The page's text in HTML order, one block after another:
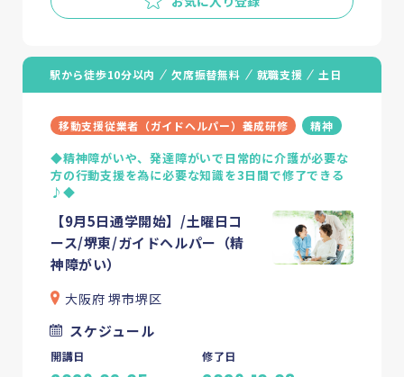
駅から徒歩10分以内 欠席振替無料 就職支援 土日
移動支援従業者（ガイドヘルパー）養成研修 精神
◆精神障がいや、発達障がいで日常的に介護が必要な
方の行動支援を為に必要な知識を3日間で修了できる
♪◆
【9月5日通学開始】/土曜日コ
ース/堺東/ガイドヘルパー（精
神障がい）
大阪府 堺市堺区
スケジュール
開講日 修了日